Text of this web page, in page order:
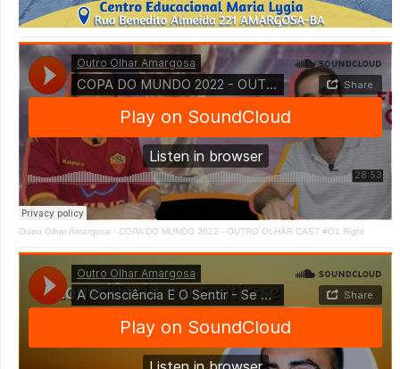
Outro Olhar Amargosa · COPA DO MUNDO 2022 - OUTRO OLHAR CAST #O1 Right